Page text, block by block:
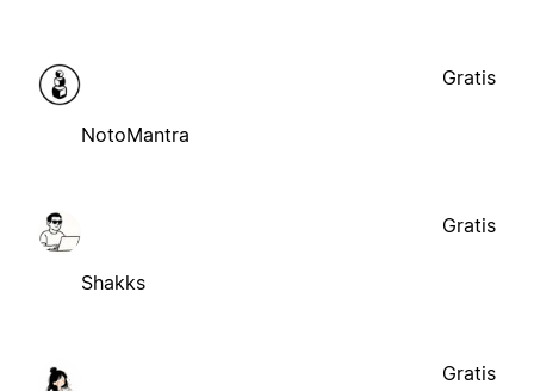
NotoMantra
Gratis
Shakks
Gratis
Gratis